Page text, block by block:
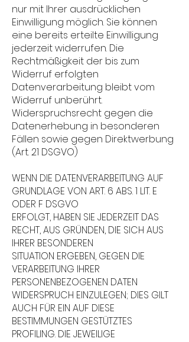
nur mit Ihrer ausdrücklichen
Einwilligung möglich. Sie können
eine bereits erteilte Einwilligung
jederzeit widerrufen. Die
Rechtmäßigkeit der bis zum
Widerruf erfolgten
Datenverarbeitung bleibt vom
Widerruf unberührt.
Widerspruchsrecht gegen die
Datenerhebung in besonderen
Fällen sowie gegen Direktwerbung
(Art. 21 DSGVO)
WENN DIE DATENVERARBEITUNG AUF
GRUNDLAGE VON ART. 6 ABS. 1 LIT. E
ODER F DSGVO
ERFOLGT, HABEN SIE JEDERZEIT DAS
RECHT, AUS GRÜNDEN, DIE SICH AUS
IHRER BESONDEREN
SITUATION ERGEBEN, GEGEN DIE
VERARBEITUNG IHRER
PERSONENBEZOGENEN DATEN
WIDERSPRUCH EINZULEGEN; DIES GILT
AUCH FÜR EIN AUF DIESE
BESTIMMUNGEN GESTÜTZTES
PROFILING. DIE JEWEILIGE